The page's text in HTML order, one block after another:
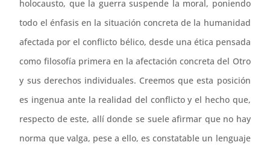
holocausto, que la guerra suspende la moral, poniendo
todo el énfasis en la situación concreta de la humanidad
afectada por el conflicto bélico, desde una ética pensada
como filosofía primera en la afectación concreta del Otro
y sus derechos individuales. Creemos que esta posición
es ingenua ante la realidad del conflicto y el hecho que,
respecto de este, allí donde se suele afirmar que no hay
norma que valga, pese a ello, es constatable un lenguaje